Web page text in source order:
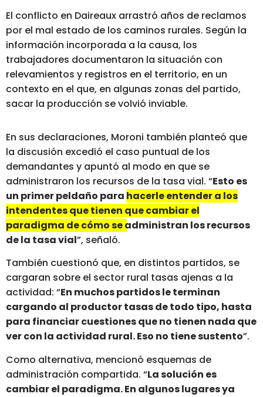
El conflicto en Daireaux arrastró años de reclamos
por el mal estado de los caminos rurales. Según la
información incorporada a la causa, los
trabajadores documentaron la situación con
relevamientos y registros en el territorio, en un
contexto en el que, en algunas zonas del partido,
sacar la producción se volvió inviable.
En sus declaraciones, Moroni también planteó que
la discusión excedió el caso puntual de los
demandantes y apuntó al modo en que se
administraron los recursos de la tasa vial. “Esto es
un primer peldaño para hacerle entender a los
intendentes que tienen que cambiar el
paradigma de cómo se administran los recursos
de la tasa vial”, señaló.
También cuestionó que, en distintos partidos, se
cargaran sobre el sector rural tasas ajenas a la
actividad: “En muchos partidos le terminan
cargando al productor tasas de todo tipo, hasta
para financiar cuestiones que no tienen nada que
ver con la actividad rural. Eso no tiene sustento”.
Como alternativa, mencionó esquemas de
administración compartida. “La solución es
cambiar el paradigma. En algunos lugares ya